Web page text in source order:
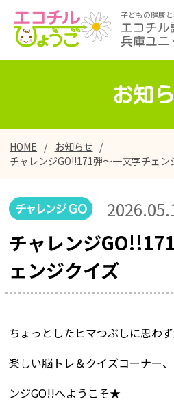
子どもの健康
エコチル
兵庫ユニ
お知
HOME
お知らせ
チャレンジGO!!171弾～一文字チェン
チャレンジ
ェンジクイズ
ちょっとしたヒマつぶしに思わ
楽しい脳トレ＆クイズコーナー
ンジGO!!へようこそ★